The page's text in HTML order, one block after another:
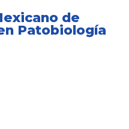
de
Patobiología